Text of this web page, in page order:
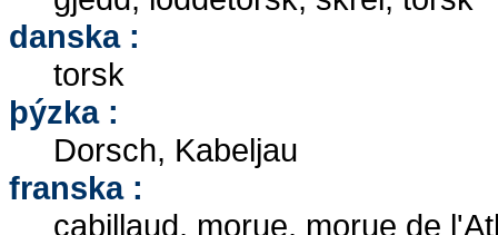
danska :
torsk
þýzka :
Dorsch, Kabeljau
franska :
cabillaud, morue, morue de